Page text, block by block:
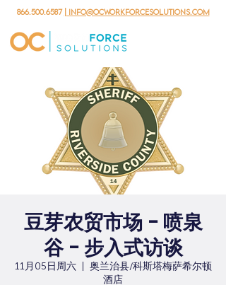
866.500.6587 | info@ocworkforcesolutions.com
豆芽农贸市场 - 喷泉
谷 - 步入式访谈
11月05日周六
  |
奥兰治县/科斯塔梅萨希尔顿
酒店